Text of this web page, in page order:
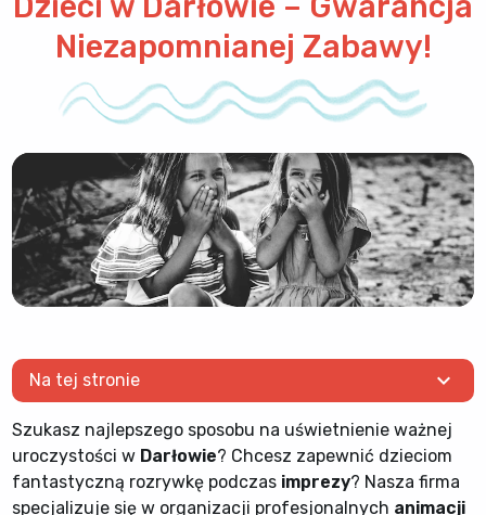
Niezapomnianej Zabawy!
Na tej stronie expand_more
Szukasz najlepszego sposobu na uświetnienie ważnej
uroczystości w Darłowie? Chcesz zapewnić dzieciom
fantastyczną rozrywkę podczas imprezy? Nasza firma
specjalizuje się w organizacji profesjonalnych animacji